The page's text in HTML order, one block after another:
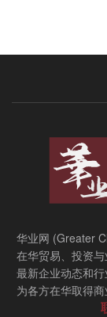
华业网 (Greater
在华贸易、投资
最新企业动态和
为各方在华取得